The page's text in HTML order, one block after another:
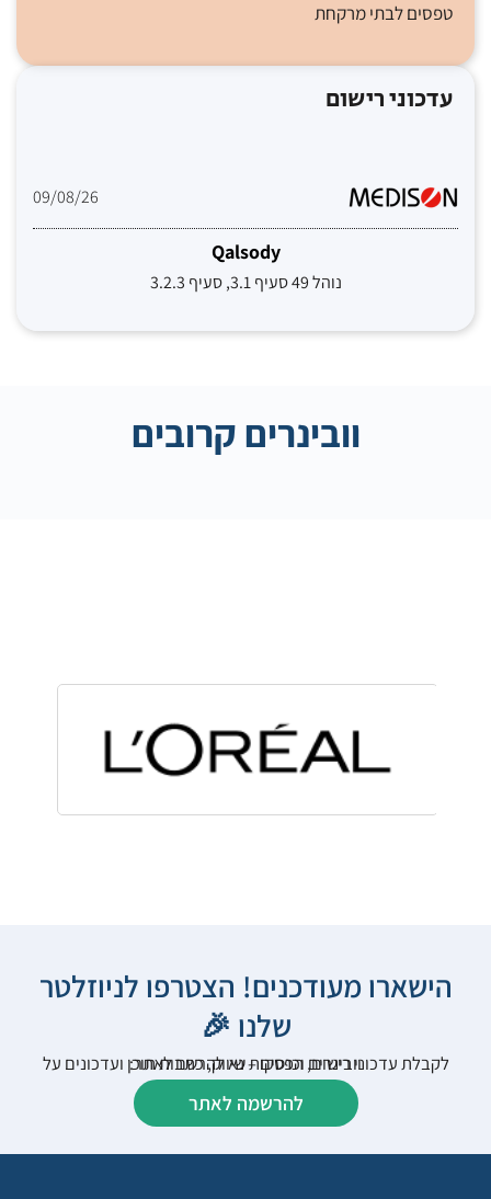
טפסים לבתי מרקחת
עדכוני רישום
09/08/26
Qalsody
נוהל 49 סעיף 3.1, סעיף 3.2.3
וובינרים קרובים
הישארו מעודכנים! הצטרפו לניוזלטר
שלנו 🎉
לקבלת עדכוני רישום, הפסקות שיווק, כתבות תוכן ועדכונים על וובינרים וכנסים – נא להרשם לאתר:
להרשמה לאתר